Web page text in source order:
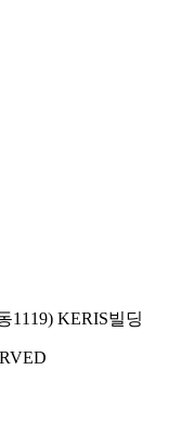
1119) KERIS빌딩